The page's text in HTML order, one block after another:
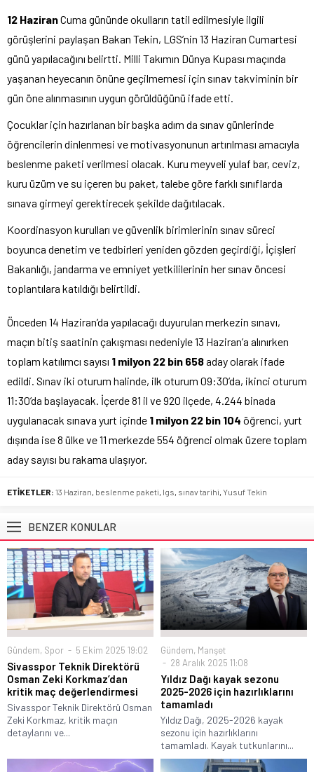
12 HaziranCuma gününde okulların tatil edilmesiyle ilgili
görüşlerini paylaşan Bakan Tekin, LGS’nin 13 Haziran Cumartesi
günü yapılacağını belirtti. Milli Takımın Dünya Kupası maçında
yaşanan heyecanın önüne geçilmemesi için sınav takviminin bir
gün öne alınmasının uygun görüldüğünü ifade etti.
Çocuklar için hazırlanan bir başka adım da sınav günlerinde
öğrencilerin dinlenmesi ve motivasyonunun artırılması amacıyla
beslenme paketi verilmesi olacak. Kuru meyveli yulaf bar, ceviz,
kuru üzüm ve su içeren bu paket, talebe göre farklı sınıflarda
sınava girmeyi gerektirecek şekilde dağıtılacak.
Koordinasyon kurulları ve güvenlik birimlerinin sınav süreci
boyunca denetim ve tedbirleri yeniden gözden geçirdiği, İçişleri
Bakanlığı, jandarma ve emniyet yetkililerinin her sınav öncesi
toplantılara katıldığı belirtildi.
Önceden 14 Haziran’da yapılacağı duyurulan merkezin sınavı,
maçın bitiş saatinin çakışması nedeniyle 13 Haziran’a alınırken
toplam katılımcı sayısı 1 milyon 22 bin 658aday olarak ifade
edildi. Sınav iki oturum halinde, ilk oturum 09:30’da, ikinci oturum
11:30’da başlayacak. İçerde 81 il ve 920 ilçede, 4.244 binada
uygulanacak sınava yurt içinde 1 milyon 22 bin 104 öğrenci, yurt
dışında ise 8 ülke ve 11 merkezde 554 öğrenci olmak üzere toplam
aday sayısı bu rakama ulaşıyor.
ETİKETLER: 13 Haziran beslenme paketi lgs sınav tarihi Yusuf Tekin
BENZER KONULAR
Gündem, Spor 5 Ekim 2025 19:02
Sivasspor Teknik Direktörü
Osman Zeki Korkmaz’dan
kritik maç değerlendirmesi
Sivasspor Teknik Direktörü Osman
Zeki Korkmaz, kritik maçın
detaylarını ve...
Gündem, Manşet
28 Aralık 2025 11:08
Yıldız Dağı kayak sezonu
2025-2026 için hazırlıklarını
tamamladı
Yıldız Dağı, 2025-2026 kayak
sezonu için hazırlıklarını
tamamladı. Kayak tutkunlarını...